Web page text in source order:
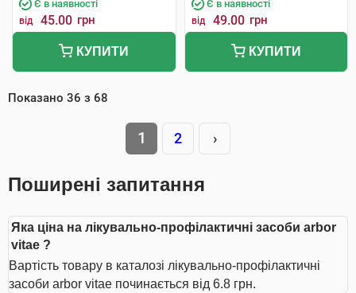
Є в наявності
від 45.00 грн
КУПИТИ
Є в наявності
від 49.00 грн
КУПИТИ
Показано 36 з 68
1 2 ›
Поширені запитання
Яка ціна на лікувально-профілактичні засоби arbor
vitae ?
Вартість товару в каталозі лікувально-профілактичні
засоби arbor vitae починається від 6.8 грн.